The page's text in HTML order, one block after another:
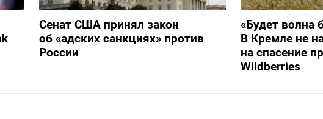
Сенат США принял закон
об «адских санкциях» против
России
«Будет волна
В Кремле не
на спасение
Wildberries